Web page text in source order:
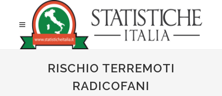
RISCHIO TERREMOTI
RADICOFANI